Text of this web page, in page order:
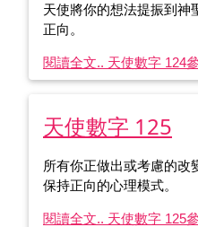
天使將你的想法提振到神
正向。
閱讀全文.. 天使數字 124
天使數字 125
所有你正做出或考慮的改
保持正向的心理模式。
閱讀全文.. 天使數字 125